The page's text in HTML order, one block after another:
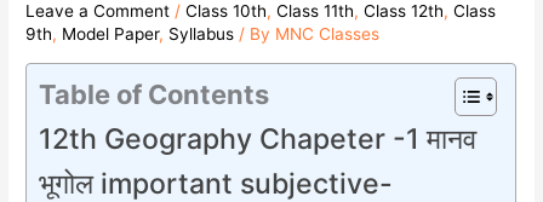
Leave a Comment /Class 10th,Class 11th,Class 12th,Class
9th, Model Paper, Syllabus / By MNC Classes
Table of Contents
12th Geography Chapeter -1 मानव
भूगोल important subjective-